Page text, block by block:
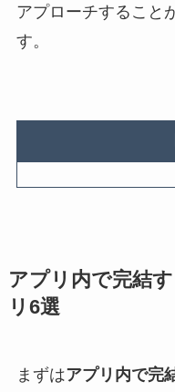
アプローチすること
す。
アプリ内で完結
リ6選
まずはアプリ内で完